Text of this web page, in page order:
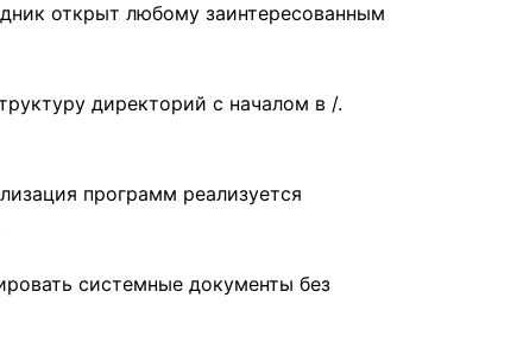
открыт любому заинтересованным
директорий с началом в /.
программ реализуется
системные документы без